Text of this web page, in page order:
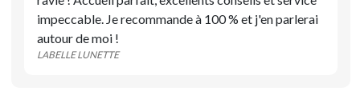
impeccable. Je recommande à 100 % et j'en parlerai
autour de moi !
LABELLE LUNETTE